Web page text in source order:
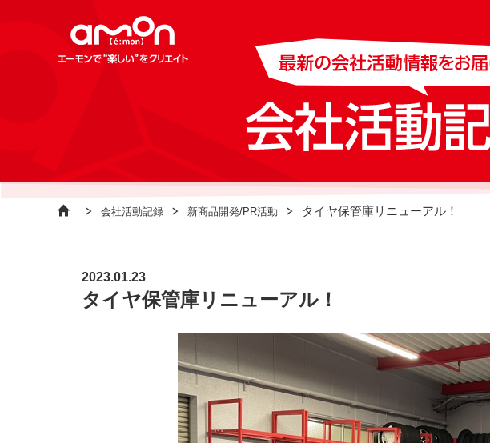
会社活動記録 新商品開発/PR活動 タイヤ保管庫リニューアル！
2023.01.23
タイヤ保管庫リニューアル！